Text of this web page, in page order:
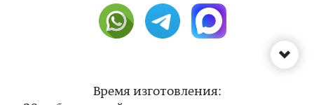
Время изготовления: